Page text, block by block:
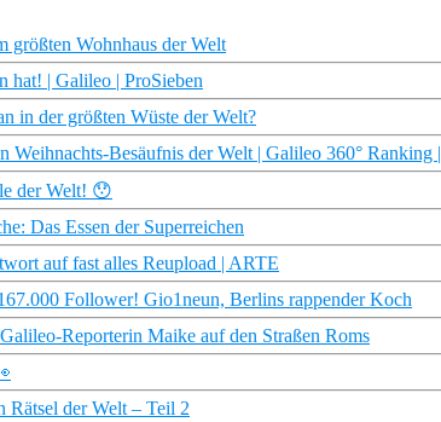
größten Wohnhaus der Welt
hat! | Galileo | ProSieben
in der größten Wüste der Welt?
Besäufnis der Welt | Galileo 360° Ranking |
der Welt! 😯
Das Essen der Superreichen
auf fast alles Reupload | ARTE
Follower! Gio1neun, Berlins rappender Koch
Reporterin Maike auf den Straßen Roms
Rätsel der Welt – Teil 2